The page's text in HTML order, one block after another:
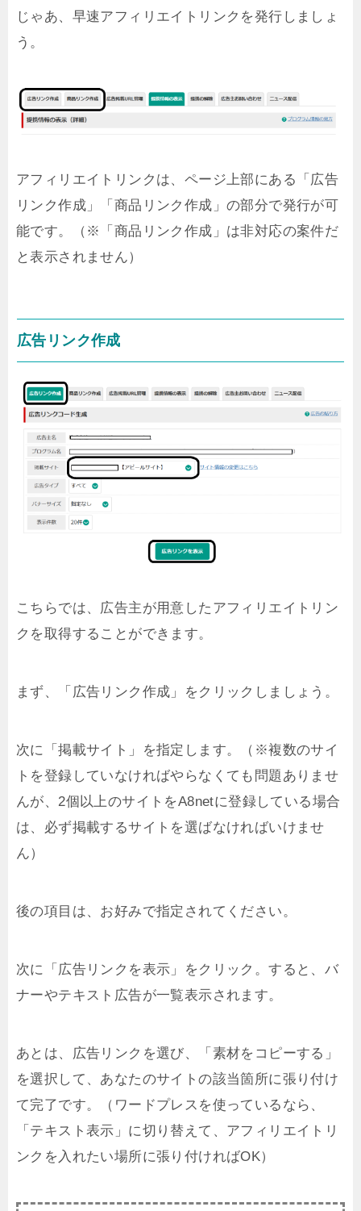
じゃあ、早速アフィリエイトリンクを発行しましょ
う。
アフィリエイトリンクは、ページ上部にある「広告
リンク作成」「商品リンク作成」の部分で発行が可
能です。（※「商品リンク作成」は非対応の案件だ
と表示されません）
広告リンク作成
こちらでは、広告主が用意したアフィリエイトリン
クを取得することができます。
まず、「広告リンク作成」をクリックしましょう。
次に「掲載サイト」を指定します。（※複数のサイ
トを登録していなければやらなくても問題ありませ
んが、2個以上のサイトをA8netに登録している場合
は、必ず掲載するサイトを選ばなければいけませ
ん）
後の項目は、お好みで指定されてください。
次に「広告リンクを表示」をクリック。すると、バ
ナーやテキスト広告が一覧表示されます。
あとは、広告リンクを選び、「素材をコピーする」
を選択して、あなたのサイトの該当箇所に張り付け
て完了です。（ワードプレスを使っているなら、
「テキスト表示」に切り替えて、アフィリエイトリ
ンクを入れたい場所に張り付ければOK）